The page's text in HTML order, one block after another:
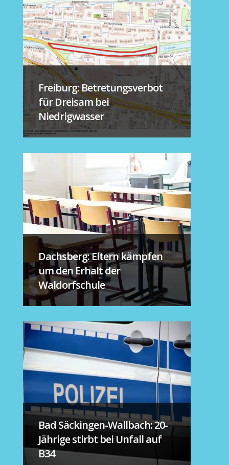
Freiburg: Betretungsverbot
für Dreisam bei
Niedrigwasser
Dachsberg: Eltern kämpfen
um den Erhalt der
Waldorfschule
Bad Säckingen-Wallbach: 20-
Jährige stirbt bei Unfall auf
B34